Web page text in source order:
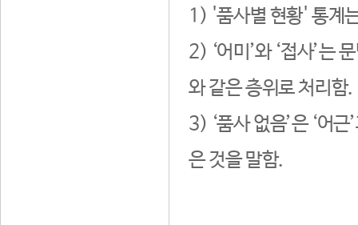
1) '품사별 현황' 통계
2) ‘어미’와 ‘접사’는
와 같은 층위로 처리함.
3) ‘품사 없음’은 ‘어
은 것을 말함.